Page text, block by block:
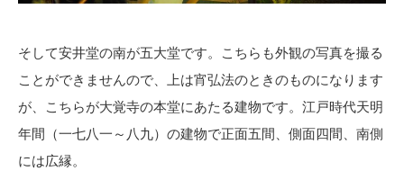
そして安井堂の南が五大堂です。こちらも外観の写真を撮る
ことができませんので、上は宵弘法のときのものになります
が、こちらが大覚寺の本堂にあたる建物です。江戸時代天明
年間（一七八一～八九）の建物で正面五間、側面四間、南側
には広縁。